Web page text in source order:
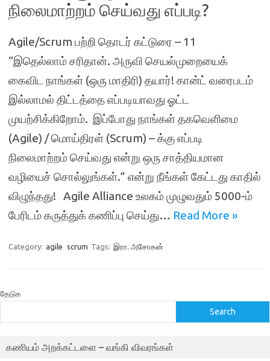
நிலைமாற்றம் செய்வது எப்படி?
Agile/Scrum பற்றி தொடர் கட்டுரை – 11
“இதெல்லாம் சரிதான். அருவி செயல்முறையைக்
கைவிட நாங்கள் (ஒரு மாதிரி) தயார்! கான்ட் வரைபடம்
இல்லாமல் திட்டத்தை எப்படியாவது ஓட்ட
முயற்சிக்கிறோம். இப்போது நாங்கள் தகவெளிமை
(Agile) / மொய்திரள் (Scrum) – க்கு எப்படி
நிலைமாற்றம் செய்வது என்று ஒரு சாத்தியமான
வழியைச் சொல்லுங்கள்.” என்று நீங்கள் கேட்டது காதில்
விழுந்தது! Agile Alliance உலகம் முழுவதும் 5000-ம்
பேரிடம் கருத்துக் கணிப்பு செய்து… Read More »
Category: agile scrum Tags: இரா. அசோகன்
தேடுக
Search
கணியம் அறக்கட்டளை – வங்கி விவரங்கள்